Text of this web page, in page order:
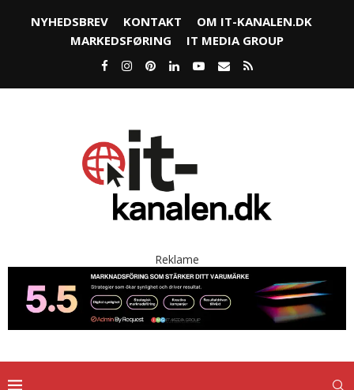
NYHEDSBREV KONTAKT
OM IT-KANALEN.DK
MARKEDSFØRING
IT MEDIA GROUP
Reklame